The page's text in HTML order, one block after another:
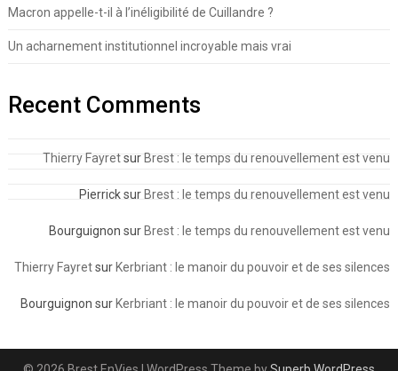
Macron appelle-t-il à l’inéligibilité de Cuillandre ?
Un acharnement institutionnel incroyable mais vrai
Recent Comments
Thierry Fayretsur Brest : le temps du renouvellement est venu
Pierricksur Brest : le temps du renouvellement est venu
Bourguignon sur Brest : le temps du renouvellement est venu
Thierry Fayretsur Kerbriant : le manoir du pouvoir et de ses silences
Bourguignon sur Kerbriant : le manoir du pouvoir et de ses silences